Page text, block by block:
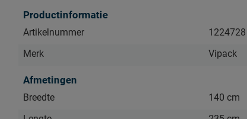
Productinformatie
Artikelnummer
1224728
Merk
Vipack
Afmetingen
Breedte
140 cm